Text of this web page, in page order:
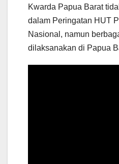
Kwarda Papua Barat
dalam Peringatan HUT
Nasional, namun
dilaksanakan di Papua